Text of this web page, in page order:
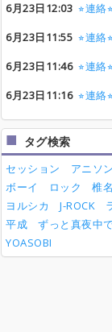
6月23日12:03 ⭐︎連絡⭐︎
6月23日11:55 ⭐︎連絡⭐︎
6月23日11:46 ⭐︎連絡⭐︎
6月23日11:16 ⭐︎連絡⭐︎
タグ検索
セッション アニソン
ボーイ
ロック 椎
ヨルシカ
J-ROCK
平成
ずっと真夜中
YOASOBI